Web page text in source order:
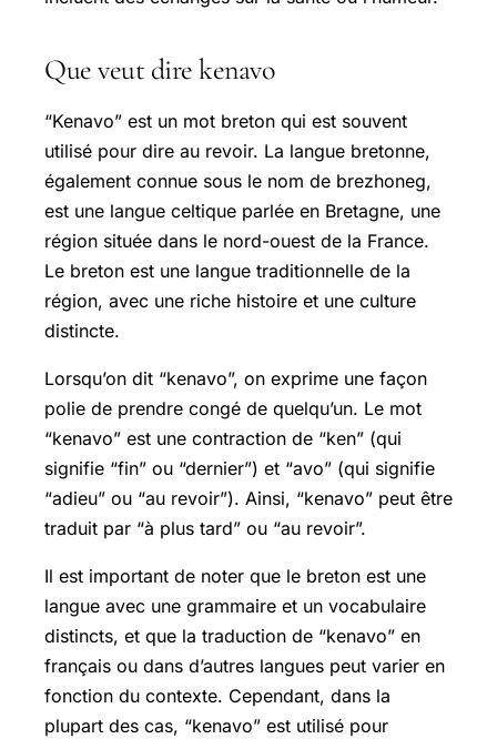
Que veut dire kenavo
“Kenavo” est un mot breton qui est souvent
utilisé pour dire au revoir. La langue bretonne,
également connue sous le nom de brezhoneg,
est une langue celtique parlée en Bretagne, une
région située dans le nord-ouest de la France.
Le breton est une langue traditionnelle de la
région, avec une riche histoire et une culture
distincte.
Lorsqu’on dit “kenavo”, on exprime une façon
polie de prendre congé de quelqu’un. Le mot
“kenavo” est une contraction de “ken” (qui
signifie “fin” ou “dernier”) et “avo” (qui signifie
“adieu” ou “au revoir”). Ainsi, “kenavo” peut être
traduit par “à plus tard” ou “au revoir”.
Il est important de noter que le breton est une
langue avec une grammaire et un vocabulaire
distincts, et que la traduction de “kenavo” en
français ou dans d’autres langues peut varier en
fonction du contexte. Cependant, dans la
plupart des cas, “kenavo” est utilisé pour